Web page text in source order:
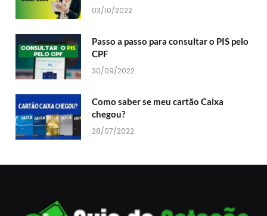
03/10/2022
Passo a passo para consultar o PIS pelo
CPF
30/09/2022
Como saber se meu cartão Caixa
chegou?
28/07/2022